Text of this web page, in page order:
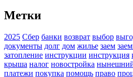
Метки
2025 Сбер банки возврат выбор
документы долг дом жилье заем
затопление инструкции инструкция
крыша налог новостройка
платежи покупка помощь право